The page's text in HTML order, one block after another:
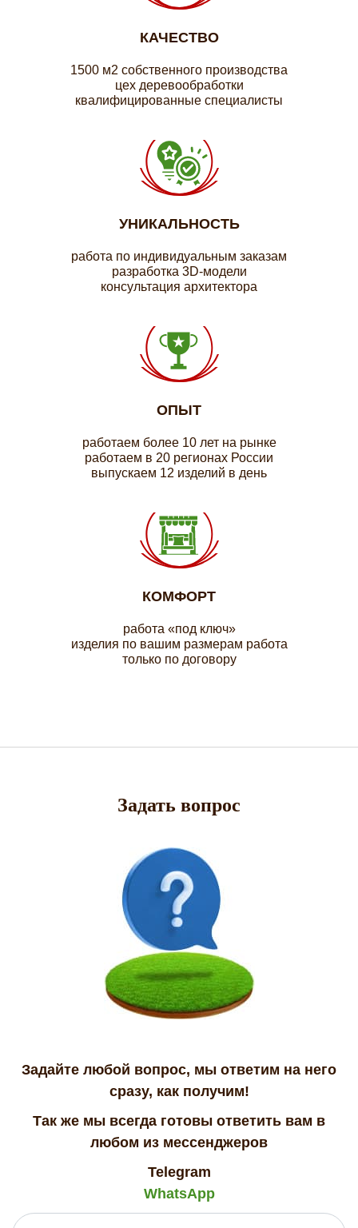
КАЧЕСТВО
1500 м2 собственного производства
цех деревообработки
квалифицированные специалисты
УНИКАЛЬНОСТЬ
работа по индивидуальным заказам
разработка 3D-модели
консультация архитектора
ОПЫТ
работаем более 10 лет на рынке
работаем в 20 регионах России
выпускаем 12 изделий в день
КОМФОРТ
работа «под ключ»
изделия по вашим размерам работа
только по договору
Задать вопрос
Задайте любой вопрос, мы ответим на него
сразу, как получим!
Так же мы всегда готовы ответить вам в
любом из мессенджеров
Telegram
WhatsApp